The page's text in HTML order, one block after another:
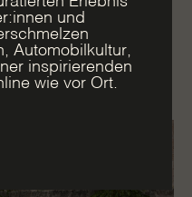
und
Automobilkultur,
inspirierenden
wie vor Ort.